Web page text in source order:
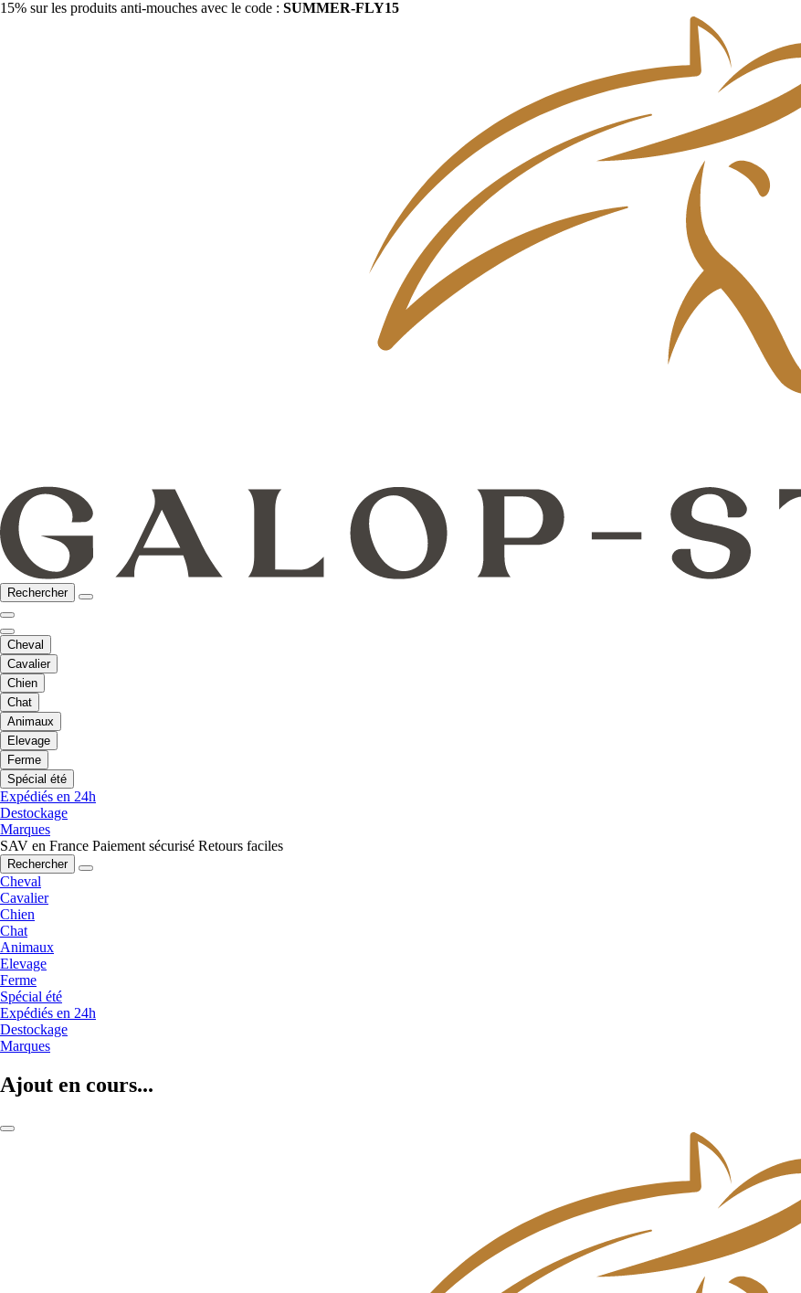
15% sur les produits anti-mouches avec le code : SUMMER-FLY15
Rechercher
Cheval
Cavalier
Chien
Chat
Animaux
Elevage
Ferme
Spécial été
Expédiés en 24h
Destockage
Marques
SAV en France Paiement sécurisé Retours faciles
Rechercher
Cheval
Cavalier
Chien
Chat
Animaux
Elevage
Ferme
Spécial été
Expédiés en 24h
Destockage
Marques
Ajout en cours...